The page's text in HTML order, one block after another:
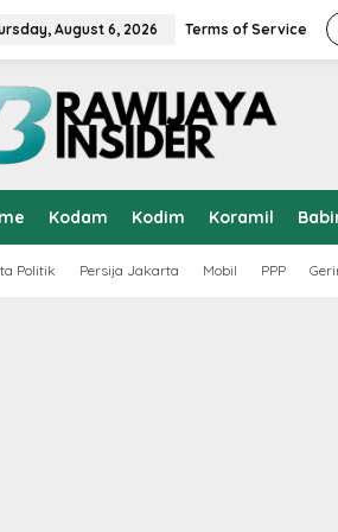
August 6, 2026 Terms of Service
Kodam Kodim Koramil
Politik Persija Jakarta Mobil PPP